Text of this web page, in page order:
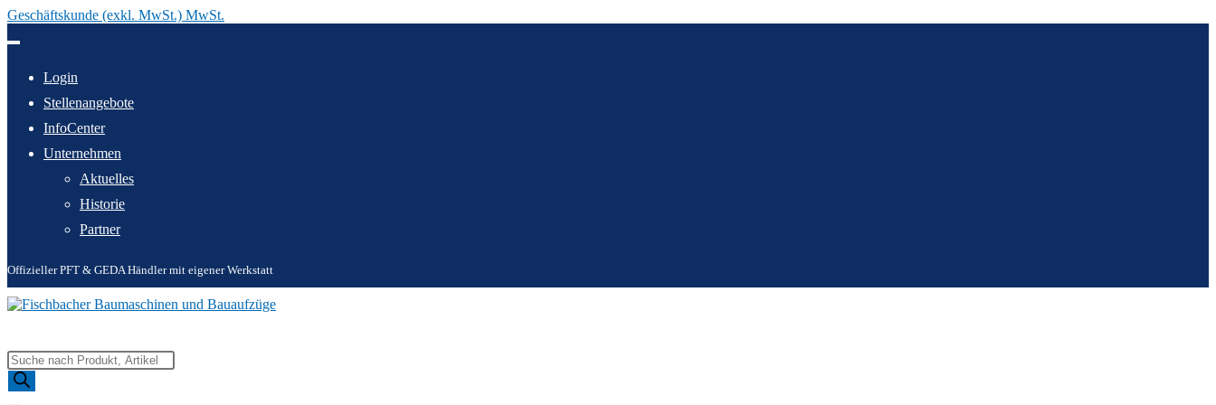
Geschäftskunde (exkl. MwSt.) MwSt.
Inhalt
Login
Stellenangebote
InfoCenter
Unternehmen
Aktuelles
Historie
Partner
Offizieller PFT & GEDA Händler mit eigener Werkstatt
Products
search